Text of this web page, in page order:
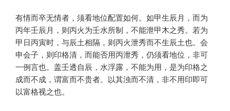
有情而卒无情者，须看地位配置如何。如甲生辰月，而为
丙年壬辰月，则丙火为壬水所制，不能泄甲木之秀。若为
甲日丙寅时，与辰土相隔，则丙火泄秀而不生辰土也。会
申会子，则印格清，而能否用丙泄秀，仍须看地位，非可
一例言也。盖壬透自辰，水浮露，不能为用，是为印格之
成而不成，谓富而不贵者。以其浊而不清，非不用印即可
以富格视之也。